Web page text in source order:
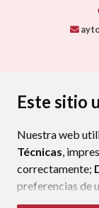
Este sitio
Nuestra web
Técnicas,
correctamente;
preferencias de
funcionamiento